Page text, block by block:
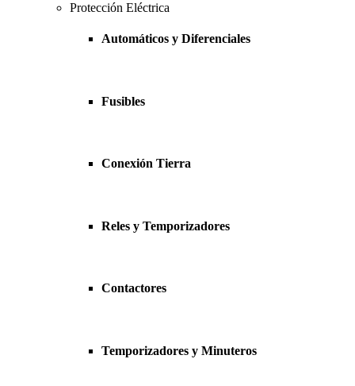
Protección Eléctrica
Automáticos y Diferenciales
Fusibles
Conexión Tierra
Reles y Temporizadores
Contactores
Temporizadores y Minuteros